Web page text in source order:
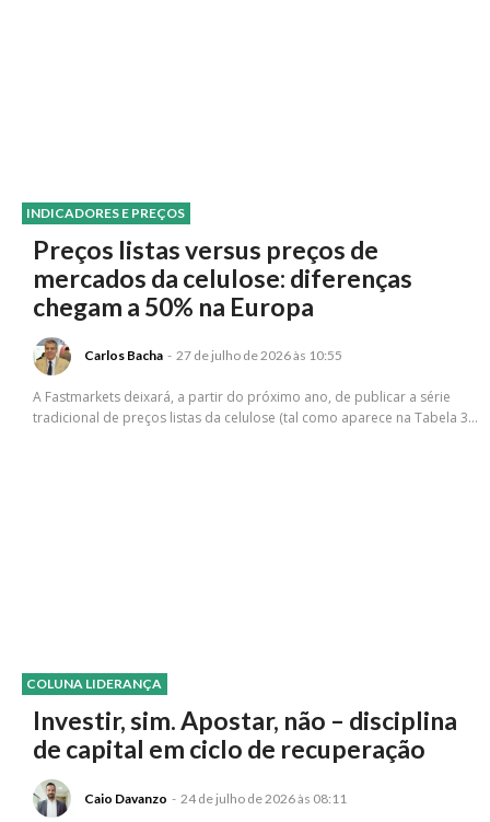
INDICADORES E PREÇOS
Preços listas versus preços de
mercados da celulose: diferenças
chegam a 50% na Europa
Carlos Bacha - 27 de julho de 2026 às 10:55
A Fastmarkets deixará, a partir do próximo ano, de publicar a série
tradicional de preços listas da celulose (tal como aparece na Tabela 3...
COLUNA LIDERANÇA
Investir, sim. Apostar, não – disciplina
de capital em ciclo de recuperação
Caio Davanzo - 24 de julho de 2026 às 08:11